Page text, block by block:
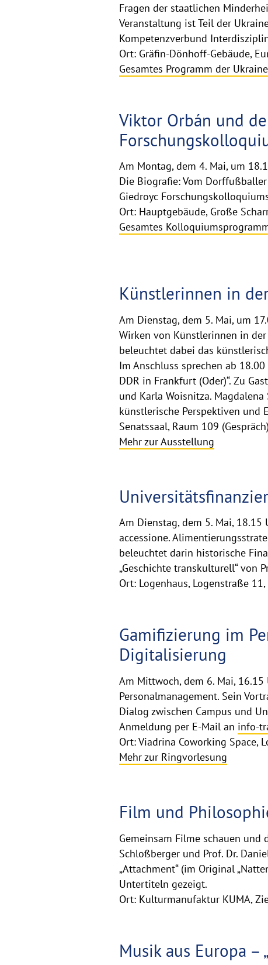
Fragen der staatlichen
Veranstaltung ist Teil der
Kompetenzverbund
Ort: Gräfin-Dönhoff-Gebäude,
Gesamtes Programm der
Viktor Orbán und
Am Montag, dem 4. Mai, um
Die Biografie: Vom
Giedroyc
Ort: Hauptgebäude, Große
Gesamtes
Künstlerinnen in
Am Dienstag, dem 5. Mai, um
Wirken von Künstlerinnen in
beleuchtet dabei das
Im Anschluss sprechen ab
DDR in Frankfurt (Oder)“. Zu
und Karla Woisnitza.
künstlerische Perspektiven und
Senatssaal, Raum 109 (Gespräch)
Mehr zur Ausstellung
Am Dienstag, dem 5. Mai,
accessione.
beleuchtet darin historische
„Geschichte transkulturell“ von
Ort: Logenhaus, Logenstraße
Gamifizierung im
Digitalisierung
Am Mittwoch, dem 6. Mai,
Personalmanagement. Sein
Dialog zwischen Campus und
Anmeldung per E-Mail an info-
Ort: Viadrina Coworking Space,
Mehr zur Ringvorlesung
Film und
Gemeinsam Filme schauen und
Schloßberger und Prof. Dr.
„Attachment“ (im Original
Untertiteln gezeigt.
Ort: Kulturmanufaktur KUMA,
Musik aus Europa –